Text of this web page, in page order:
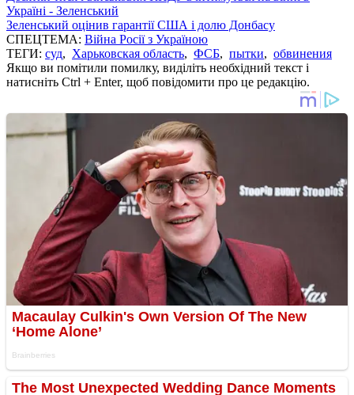
Україні - Зеленський
Зеленський оцінив гарантії США і долю Донбасу
СПЕЦТЕМА: Війна Росії з Україною
ТЕГИ: суд, Харьковская область, ФСБ, пытки, обвинения
Якщо ви помітили помилку, виділіть необхідний текст і
натисніть Ctrl + Enter, щоб повідомити про це редакцію.